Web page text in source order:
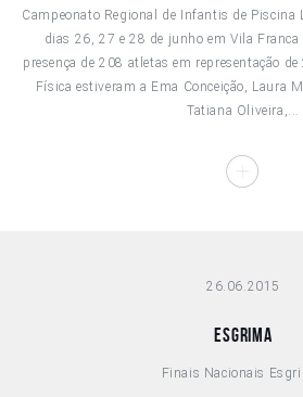
Campeonato Regional de Infantis de Piscina
dias 26, 27 e 28 de junho em Vila Franca
presença de 208 atletas em representação
Física estiveram a Ema Conceição, Laura
Tatiana Oliveira,...
26.06.2015
Esgrima
Finais Nacionais